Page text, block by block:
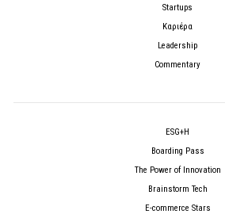
Startups
Καριέρα
Leadership
Commentary
ESG+H
Boarding Pass
The Power of Innovation
Brainstorm Tech
E-commerce Stars